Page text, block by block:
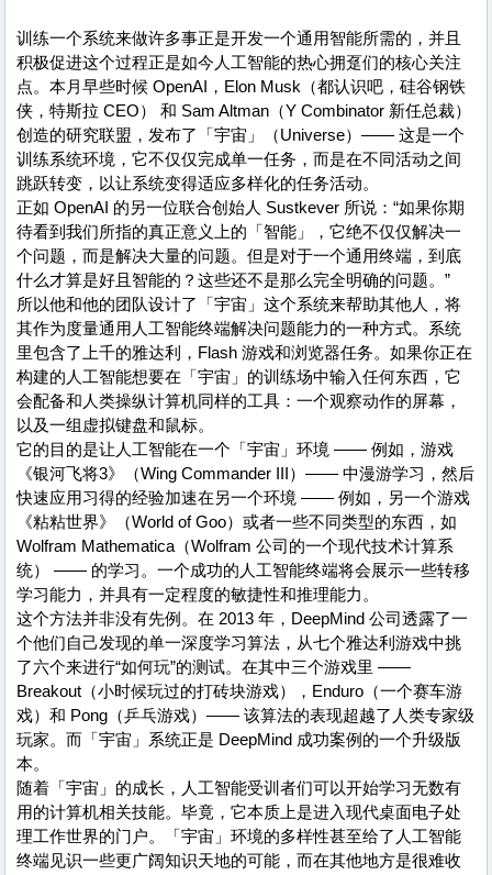
训练一个系统来做许多事正是开发一个通用智能所需的，并且
积极促进这个过程正是如今人工智能的热心拥趸们的核心关注
点。本月早些时候 OpenAI，Elon Musk（都认识吧，硅谷钢铁
侠，特斯拉 CEO） 和 Sam Altman（Y Combinator 新任总裁）
创造的研究联盟，发布了「宇宙」（Universe）—— 这是一个
训练系统环境，它不仅仅完成单一任务，而是在不同活动之间
跳跃转变，以让系统变得适应多样化的任务活动。
正如 OpenAI 的另一位联合创始人 Sustkever 所说：“如果你期
待看到我们所指的真正意义上的「智能」，它绝不仅仅解决一
个问题，而是解决大量的问题。但是对于一个通用终端，到底
什么才算是好且智能的？这些还不是那么完全明确的问题。”
所以他和他的团队设计了「宇宙」这个系统来帮助其他人，将
其作为度量通用人工智能终端解决问题能力的一种方式。系统
里包含了上千的雅达利，Flash 游戏和浏览器任务。如果你正在
构建的人工智能想要在「宇宙」的训练场中输入任何东西，它
会配备和人类操纵计算机同样的工具：一个观察动作的屏幕，
以及一组虚拟键盘和鼠标。
它的目的是让人工智能在一个「宇宙」环境 —— 例如，游戏
《银河飞将3》（Wing Commander III）—— 中漫游学习，然后
快速应用习得的经验加速在另一个环境 —— 例如，另一个游戏
《粘粘世界》（World of Goo）或者一些不同类型的东西，如
Wolfram Mathematica（Wolfram 公司的一个现代技术计算系
统） —— 的学习。一个成功的人工智能终端将会展示一些转移
学习能力，并具有一定程度的敏捷性和推理能力。
这个方法并非没有先例。在 2013 年，DeepMind 公司透露了一
个他们自己发现的单一深度学习算法，从七个雅达利游戏中挑
了六个来进行“如何玩”的测试。在其中三个游戏里 ——
Breakout（小时候玩过的打砖块游戏），Enduro（一个赛车游
戏）和 Pong（乒乓游戏）—— 该算法的表现超越了人类专家级
玩家。而「宇宙」系统正是 DeepMind 成功案例的一个升级版
本。
随着「宇宙」的成长，人工智能受训者们可以开始学习无数有
用的计算机相关技能。毕竟，它本质上是进入现代桌面电子处
理工作世界的门户。「宇宙」环境的多样性甚至给了人工智能
终端见识一些更广阔知识天地的可能，而在其他地方是很难收